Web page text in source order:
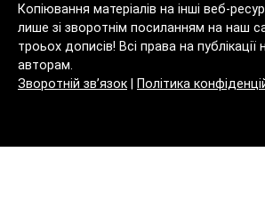
Копіювання матеріалів на інші веб-
лише зі зворотнім посиланням на наш
троьох дописів! Всі права на публікації
авторам.
Зворотній зв’язок
Політика